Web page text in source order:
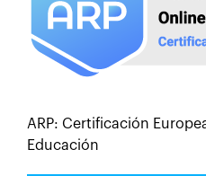
ARP: Certificación
Educación